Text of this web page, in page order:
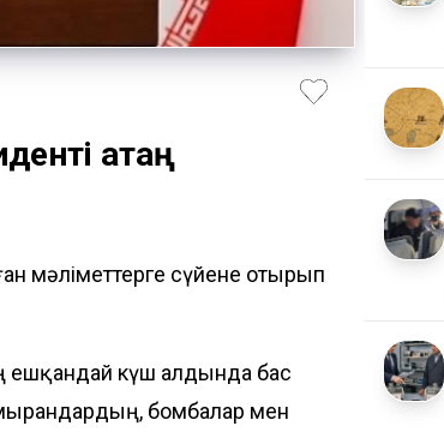
қатаң
мәліметтерге сүйене отырып
ешқандай күш алдында бас
бомбалар мен